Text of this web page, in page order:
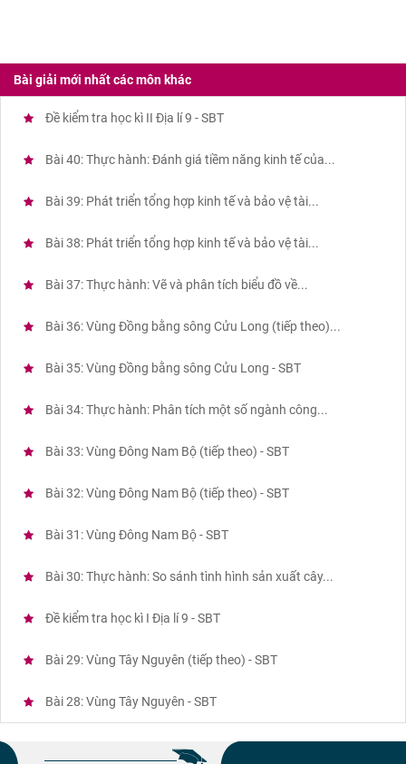
Bài giải mới nhất các môn khác
Đề kiểm tra học kì II Địa lí 9 - SBT
Bài 40: Thực hành: Đánh giá tiềm năng kinh tế của...
Bài 39: Phát triển tổng hợp kinh tế và bảo vệ tài...
Bài 38: Phát triển tổng hợp kinh tế và bảo vệ tài...
Bài 37: Thực hành: Vẽ và phân tích biểu đồ về...
Bài 36: Vùng Đồng bằng sông Cửu Long (tiếp theo)...
Bài 35: Vùng Đồng bằng sông Cửu Long - SBT
Bài 34: Thực hành: Phân tích một số ngành công...
Bài 33: Vùng Đông Nam Bộ (tiếp theo) - SBT
Bài 32: Vùng Đông Nam Bộ (tiếp theo) - SBT
Bài 31: Vùng Đông Nam Bộ - SBT
Bài 30: Thực hành: So sánh tình hình sản xuất cây...
Đề kiểm tra học kì I Địa lí 9 - SBT
Bài 29: Vùng Tây Nguyên (tiếp theo) - SBT
Bài 28: Vùng Tây Nguyên - SBT